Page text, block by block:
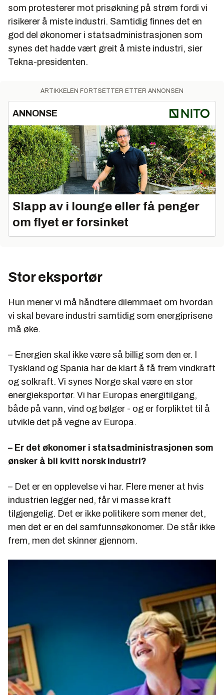
som protesterer mot prisøkning på strøm fordi vi
risikerer å miste industri. Samtidig finnes det en
god del økonomer i statsadministrasjonen som
synes det hadde vært greit å miste industri, sier
Tekna-presidenten.
ARTIKKELEN FORTSETTER ETTER ANNONSEN
ANNONSE
Slapp av i lounge eller få penger
om flyet er forsinket
Stor eksportør
Hun mener vi må håndtere dilemmaet om hvordan
vi skal bevare industri samtidig som energiprisene
må øke.
– Energien skal ikke være så billig som den er. I
Tyskland og Spania har de klart å få frem vindkraft
og solkraft. Vi synes Norge skal være en stor
energieksportør. Vi har Europas energitilgang,
både på vann, vind og bølger - og er forpliktet til å
utvikle det på vegne av Europa.
– Er det økonomer i statsadministrasjonen som
ønsker å bli kvitt norsk industri?
– Det er en opplevelse vi har. Flere mener at hvis
industrien legger ned, får vi masse kraft
tilgjengelig. Det er ikke politikere som mener det,
men det er en del samfunnsøkonomer. De står ikke
frem, men det skinner gjennom.